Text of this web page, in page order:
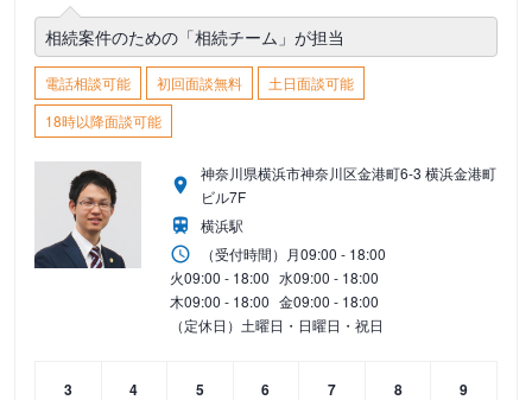
相続案件のための「相続チーム」が担当
電話相談可能 初回面談無料
土日面談可能
18時以降面談可能
神奈川県横浜市神奈川区金港町6-3 横浜金港町
ビル7F
横浜駅
（受付時間） 月09:00 - 18:00
火09:00 - 18:00 水09:00 - 18:00
木09:00 - 18:00 金09:00 - 18:00
（定休日）土曜日・日曜日・祝日
3
4
5
6
7
8
9